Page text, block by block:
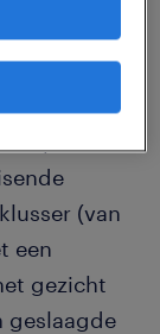
in een
(van
een
gezicht
geslaagde